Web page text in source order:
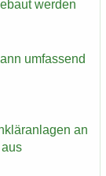
wer­den
um­fas­send
an